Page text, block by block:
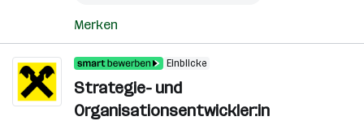
Merken
Einblicke
Strategie- und
Organisationsentwickler:in